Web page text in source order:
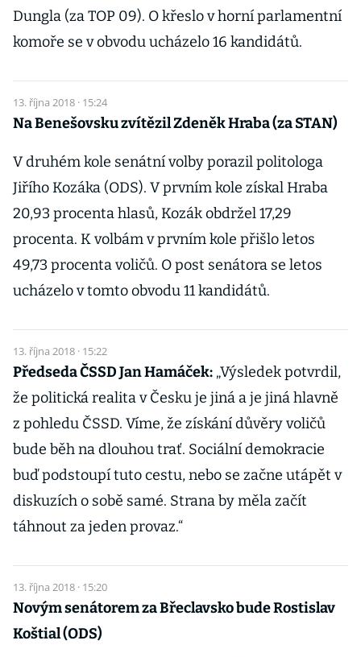
Dungla (za TOP 09). O křeslo v horní parlamentní
komoře se v obvodu ucházelo 16 kandidátů.
13. října 2018 · 15:24
Na Benešovsku zvítězil Zdeněk Hraba (za STAN)
V druhém kole senátní volby porazil politologa
Jiřího Kozáka (ODS). V prvním kole získal Hraba
20,93 procenta hlasů, Kozák obdržel 17,29
procenta. K volbám v prvním kole přišlo letos
49,73 procenta voličů. O post senátora se letos
ucházelo v tomto obvodu 11 kandidátů.
13. října 2018 · 15:22
Předseda ČSSD Jan Hamáček: „Výsledek potvrdil,
že politická realita v Česku je jiná a je jiná hlavně
z pohledu ČSSD. Víme, že získání důvěry voličů
bude běh na dlouhou trať. Sociální demokracie
buď podstoupí tuto cestu, nebo se začne utápět v
diskuzích o sobě samé. Strana by měla začít
táhnout za jeden provaz.“
13. října 2018 · 15:20
Novým senátorem za Břeclavsko bude Rostislav
Koštial (ODS)